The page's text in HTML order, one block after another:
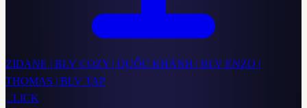
ZIDANE | BLV COZY | QUỐC KHÁNH | BLV ENZO |
THOMAS | BLV TAP
CLICK